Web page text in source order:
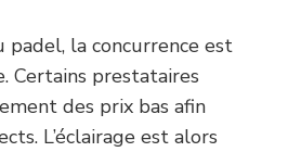
padel, la concurrence est
Certains prestataires
des prix bas afin
L’éclairage est alors